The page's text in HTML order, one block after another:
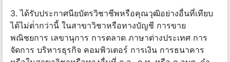
3. ได้รับประกาศนียบัตรวิชาชีพหรือคุณวุฒิอย่างอื่นที่เทียบ
ได้ไม่ต่ํากว่านี้ ในสาขาวิชาหรือทางบัญชี การขาย
พณิชยการ เลขานุการ การตลาด ภาษาต่างประเทศ การ
จัดการ บริหารธุรกิจ คอมพิวเตอร์ การเงิน การธนาคาร